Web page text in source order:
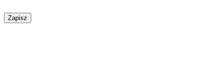
Zapisz